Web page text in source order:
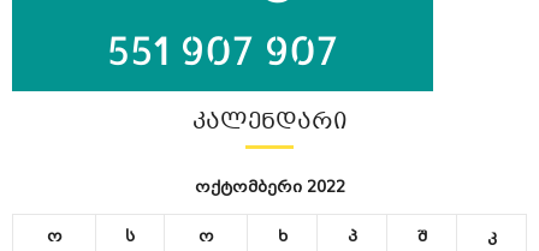
ᲙᲐᲚᲔᲜᲓᲐᲠᲘ
ოქტომბერი 2022
ო ს ო ხ პ შ
კ